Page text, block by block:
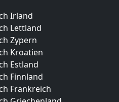
Irland
Lettland
Zypern
Kroatien
Estland
Finnland
Frankreich